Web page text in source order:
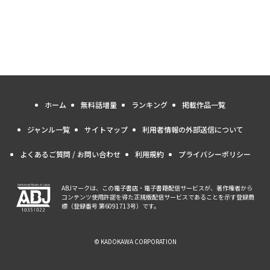
ホーム 無料話増量 ランキング 掲載作品一覧
ジャンル一覧 サイトマップ 利用者情報の外部送信について
よくあるご質問 / お問い合わせ 利用規約 プライバシーポリシー
ABJマークは、この電子書店・電子書籍配信サービスが、著作権者から
コンテンツ使用許諾を得た正規版配信サービスであることを示す登録商
標（登録番号 第6091713号）です。
© KADOKAWA CORPORATION